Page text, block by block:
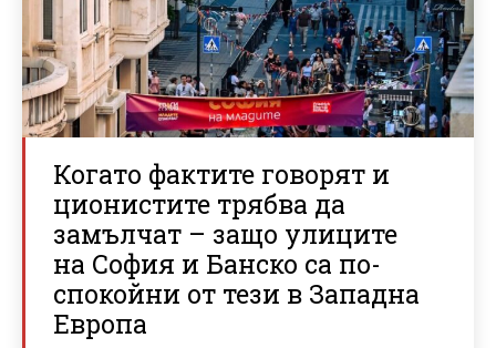
Когато фактите говорят и
ционистите трябва да
замълчат – защо улиците
на София и Банско са по-
спокойни от тези в Западна
Европа